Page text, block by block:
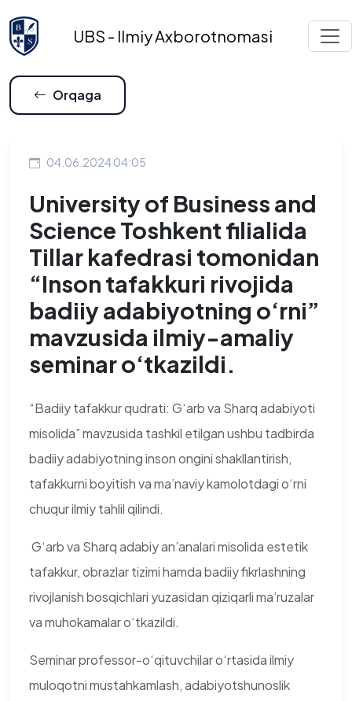
UBS - Ilmiy Axborotnomasi
Orqaga
04.06.2024 04:05
University of Business and
Science Toshkent filialida
Tillar kafedrasi tomonidan
“Inson tafakkuri rivojida
badiiy adabiyotning o‘rni”
mavzusida ilmiy-amaliy
seminar o‘tkazildi.
“Badiiy tafakkur qudrati: G‘arb va Sharq adabiyoti
misolida” mavzusida tashkil etilgan ushbu tadbirda
badiiy adabiyotning inson ongini shakllantirish,
tafakkurni boyitish va ma’naviy kamolotdagi o‘rni
chuqur ilmiy tahlil qilindi.
G‘arb va Sharq adabiy an’analari misolida estetik
tafakkur, obrazlar tizimi hamda badiiy fikrlashning
rivojlanish bosqichlari yuzasidan qiziqarli ma’ruzalar
va muhokamalar o‘tkazildi.
Seminar professor-o‘qituvchilar o‘rtasida ilmiy
muloqotni mustahkamlash, adabiyotshunoslik